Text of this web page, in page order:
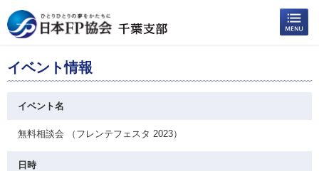
イベント情報
イベント名
無料相談会 （フレンテフェスタ 2023）
日時